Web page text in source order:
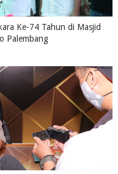
Ke-74 Tahun di Masjid
Palembang